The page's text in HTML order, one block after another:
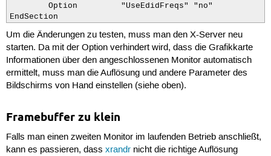
        Option         "UseEdidFreqs" "no"
EndSection
Um die Änderungen zu testen, muss man den X-Server neu
starten. Da mit der Option verhindert wird, dass die Grafikkarte
Informationen über den angeschlossenen Monitor automatisch
ermittelt, muss man die Auflösung und andere Parameter des
Bildschirms von Hand einstellen (siehe oben).
Framebuffer zu klein
Falls man einen zweiten Monitor im laufenden Betrieb anschließt,
kann es passieren, dass xrandrnicht die richtige Auflösung